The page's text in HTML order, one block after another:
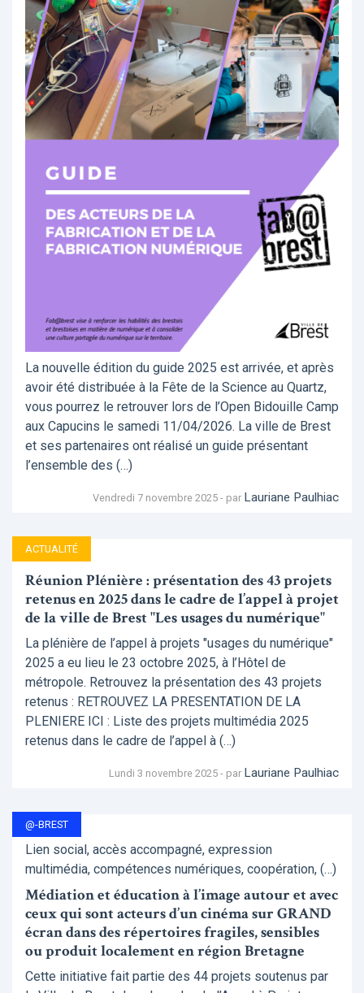
La nouvelle édition du guide 2025 est arrivée, et après
avoir été distribuée à la Fête de la Science au Quartz,
vous pourrez le retrouver lors de l’Open Bidouille Camp
aux Capucins le samedi 11/04/2026. La ville de Brest
et ses partenaires ont réalisé un guide présentant
l’ensemble des (…)
Vendredi 7 novembre 2025 - par Lauriane Paulhiac
ACTUALITÉ
Réunion Plénière : présentation des 43 projets
retenus en 2025 dans le cadre de l’appel à projet
de la ville de Brest "Les usages du numérique"
La plénière de l’appel à projets "usages du numérique"
2025 a eu lieu le 23 octobre 2025, à l’Hôtel de
métropole. Retrouvez la présentation des 43 projets
retenus : RETROUVEZ LA PRESENTATION DE LA
PLENIERE ICI : Liste des projets multimédia 2025
retenus dans le cadre de l’appel à (…)
Lundi 3 novembre 2025 - par Lauriane Paulhiac
@-BREST
Lien social, accès accompagné, expression
multimédia, compétences numériques, coopération, (…)
Médiation et éducation à l’image autour et avec
ceux qui sont acteurs d’un cinéma sur GRAND
écran dans des répertoires fragiles, sensibles
ou produit localement en région Bretagne
Cette initiative fait partie des 44 projets soutenus par